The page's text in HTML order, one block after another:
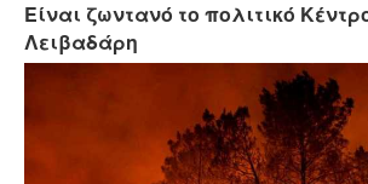
Είναι ζωντανό το πολιτικό
Λειβαδάρη